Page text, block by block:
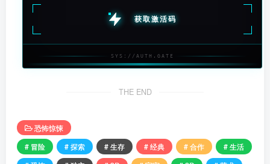
获取激活码
SYS://AUTH.GATE
THE END
恐怖惊悚
# 冒险
# 探索 # 生存 # 经典 # 合作
# 生活